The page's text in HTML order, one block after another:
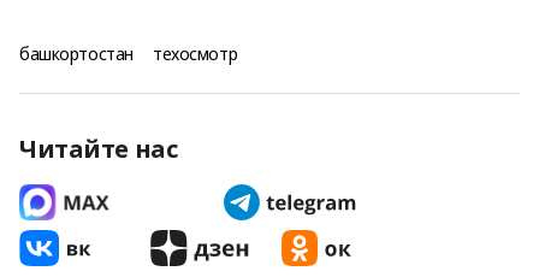
башкортостан техосмотр
Читайте нас